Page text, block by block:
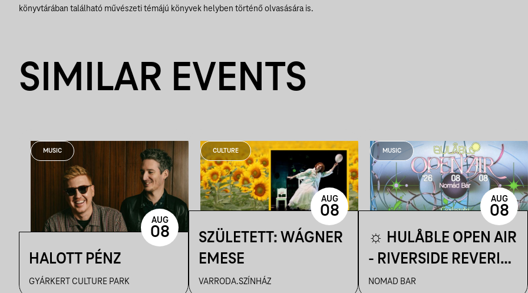
könyvtárában található művészeti témájú könyvek helyben történő olvasására is.
SIMILAR EVENTS
MUSIC
HALOTT PÉNZ
GYÁRKERT CULTURE PARK
AUG
08
CULTURE
SZÜLETETT: WÁGNER
EMESE
VARRODA.SZÍNHÁZ
AUG
08
MUSIC
☼ HULÅBLE OPEN AIR
- RIVERSIDE REVERIE
☼
NOMAD BAR
AUG
08